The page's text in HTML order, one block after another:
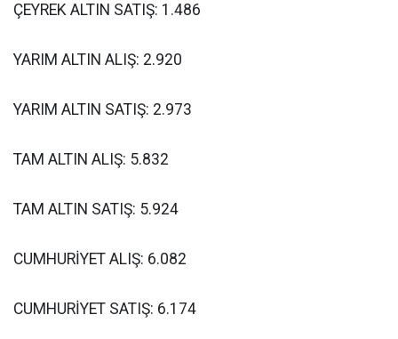
ÇEYREK ALTIN SATIŞ: 1.486
YARIM ALTIN ALIŞ: 2.920
YARIM ALTIN SATIŞ: 2.973
TAM ALTIN ALIŞ: 5.832
TAM ALTIN SATIŞ: 5.924
CUMHURİYET ALIŞ: 6.082
CUMHURİYET SATIŞ: 6.174